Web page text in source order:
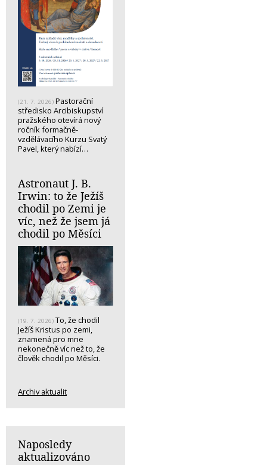
(21. 7. 2026) Pastorační
středisko Arcibiskupství
pražského otevírá nový
ročník formačně-
vzdělávacího Kurzu Svatý
Pavel, který nabízí…
Astronaut J. B.
Irwin: to že Ježíš
chodil po Zemi je
víc, než že jsem já
chodil po Měsíci
(19. 7. 2026) To, že chodil
Ježíš Kristus po zemi,
znamená pro mne
nekonečně víc než to, že
člověk chodil po Měsíci.
Archiv aktualit
Naposledy
aktualizováno